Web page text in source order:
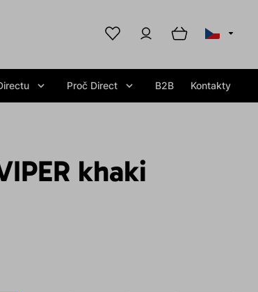
Proč Direct B2B Kontakty
khaki